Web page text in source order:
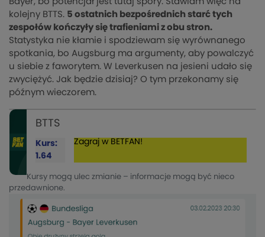
kolejny BTTS. 5 ostatnich bezpośrednich starć tych
zespołów kończyły się trafieniami z obu stron.
Statystyka nie kłamie i spodziewam się wyrównanego
spotkania, bo Augsburg ma argumenty, aby powalczyć
u siebie z faworytem. W Leverkusen na jesieni udało się
zwyciężyć. Jak będzie dzisiaj? O tym przekonamy się
późnym wieczorem.
BTTS
Kurs:
1.64
Zagraj w BETFAN!
Kursy mogą ulec zmianie – informacje mogą być nieco
przedawnione.